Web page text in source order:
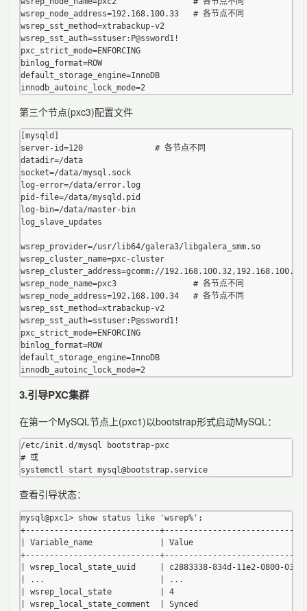
wsrep_node_address=192.168.100.33   # 各节点不同
wsrep_sst_method=xtrabackup-v2
wsrep_sst_auth=sstuser:P@ssword1!
pxc_strict_mode=ENFORCING
binlog_format=ROW
default_storage_engine=InnoDB
第三个节点(pxc3)配置文件
[mysqld]
server-id=120               # 各节点不同
datadir=/data
socket=/data/mysql.sock
log-error=/data/error.log
pid-file=/data/mysqld.pid
log-bin=/data/master-bin
log_slave_updates
wsrep_provider=/usr/lib64/galera3/libgalera_smm.so
wsrep_cluster_name=pxc-cluster
wsrep_cluster_address=gcomm://
wsrep_node_name=pxc3                # 各节点不同
wsrep_node_address=192.168.100.34   # 各节点不同
wsrep_sst_method=xtrabackup-v2
wsrep_sst_auth=sstuser:P@ssword1!
pxc_strict_mode=ENFORCING
binlog_format=ROW
default_storage_engine=InnoDB
3.引导PXC集群
在第一个MySQL节点上(pxc1)以bootstrap形式启动MySQL：
/etc/init.d/mysql bootstrap-pxc
# 或
查看引导状态：
mysql@pxc1> show status like 'wsrep%';
+----------------------------
| Variable_name              | Value
+----------------------------
| wsrep_local_state_uuid     | c2883338-834d-11e2-0800-
| ...                        | ...
| wsrep_local_state          | 4
| wsrep_local_state_comment  | Synced